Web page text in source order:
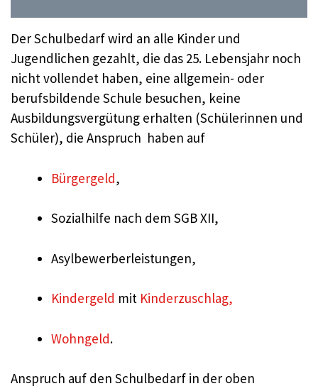
Der Schulbedarf wird an alle Kinder und
Jugendlichen gezahlt, die das 25. Lebensjahr noch
nicht vollendet haben, eine allgemein- oder
berufsbildende Schule besuchen, keine
Ausbildungsvergütung erhalten (Schülerinnen und
Schüler), die Anspruch haben auf
Bürgergeld,
Sozialhilfe nach dem SGB XII,
Asylbewerberleistungen,
Kindergeld mit Kinderzuschlag,
Wohngeld.
Anspruch auf den Schulbedarf in der oben